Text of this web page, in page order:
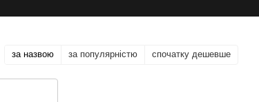
за назвою за популярністю спочатку дешевше